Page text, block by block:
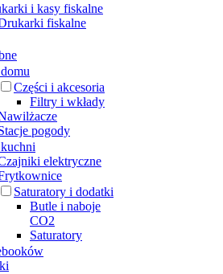
i kasy fiskalne
fiskalne
Części i akcesoria
Filtry i wkłady
pogody
elektryczne
Saturatory i dodatki
Butle i naboje
CO2
Saturatory